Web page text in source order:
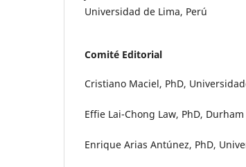
Universidad de Lima, Perú
Comité Editorial
Cristiano Maciel, PhD,
Effie Lai-Chong Law, PhD,
Enrique Arias Antúnez, PhD,